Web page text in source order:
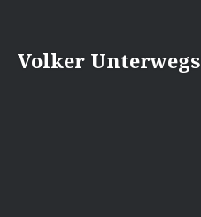
InhaltVolker Unterwegs